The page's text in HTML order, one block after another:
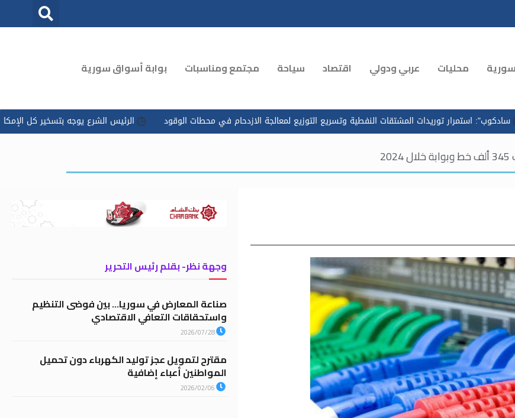
سورية محليات عربي ودولي اقتصاد سياحة مجتمع ومناسبات بوابة أسواق سورية
توريدات المشتقات النفطية وتسريع التوزيع لمعالجة الازدحام في محطات الوقود الرئيس الشرع يوجه بتسخير كل الإمكانات
وجهة نظر- بقلم رئيس التحرير
صناعة المعارض في سوريا… بين فوضى التنظيم
واستحقاقات التعافي الاقتصادي
2026/07/28
مقترح لتمويل عجز توليد الكهرباء دون تحميل
المواطنين أعباء إضافية
2026/02/06